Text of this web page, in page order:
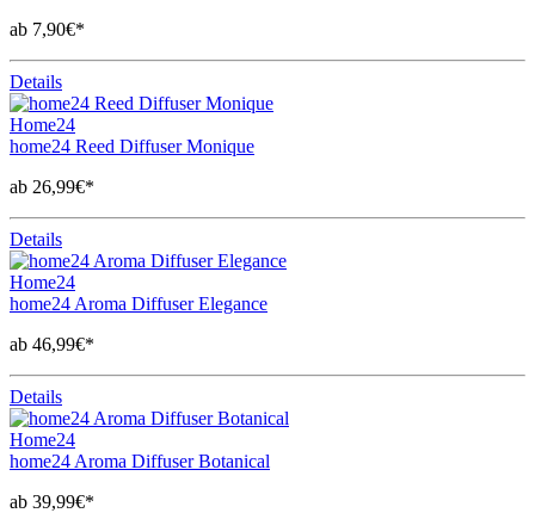
ab 7,90€*
Details
Home24
home24 Reed Diffuser Monique
ab 26,99€*
Details
Home24
home24 Aroma Diffuser Elegance
ab 46,99€*
Details
Home24
home24 Aroma Diffuser Botanical
ab 39,99€*